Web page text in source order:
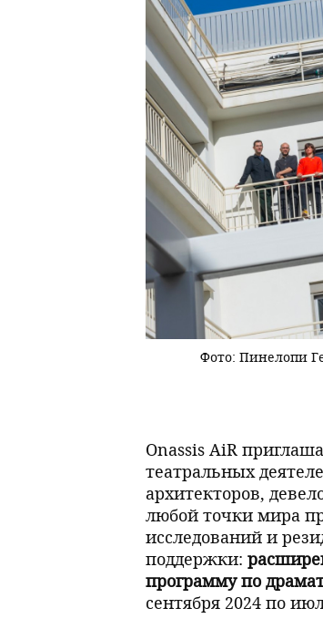
Фото: Пинелопи
Onassis AiR
театральных
архитекторов,
любой точки мира
исследований и
поддержки:
программу по
сентября 2024 по